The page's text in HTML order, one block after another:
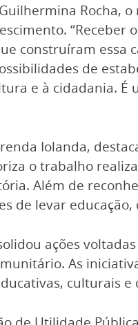
construíram
de
e à cidadania.
Iolanda,
o trabalho
Além de
de levar
ações
As
culturais